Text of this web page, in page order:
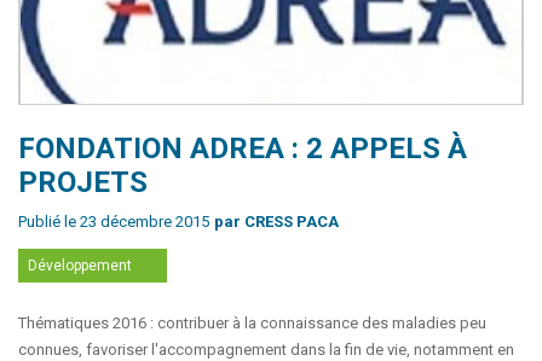
FONDATION ADREA : 2 APPELS À
PROJETS
Publié le 23 décembre 2015 par CRESS PACA
Développement
Thématiques 2016 : contribuer à la connaissance des maladies peu
connues, favoriser l'accompagnement dans la fin de vie, notamment en